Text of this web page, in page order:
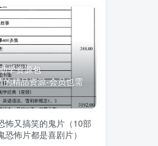
学资源包
的精品资源-会员也需
怖又搞笑的鬼片（10部
恐怖片都是喜剧片）